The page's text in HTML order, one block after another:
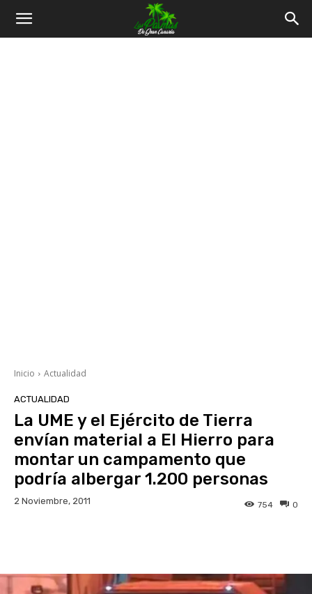
Inicio Actualidad
ACTUALIDAD
La UME y el Ejército de Tierra
envían material a El Hierro para
montar un campamento que
podría albergar 1.200 personas
2 Noviembre, 2011 0
754